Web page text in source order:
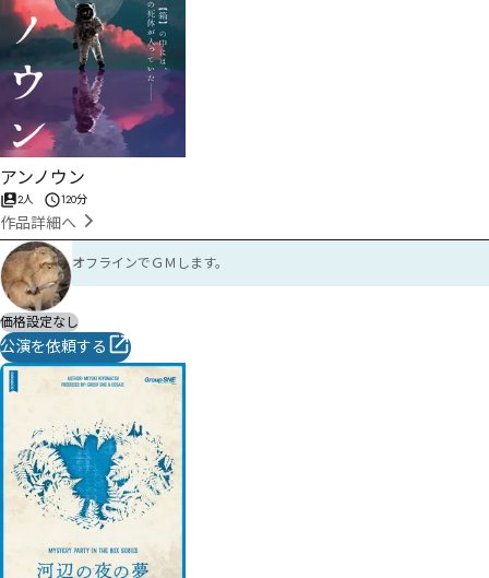
アンノウン
2人 120分
作品詳細へ
オフラインでＧＭします。
価格設定なし
公演を依頼する